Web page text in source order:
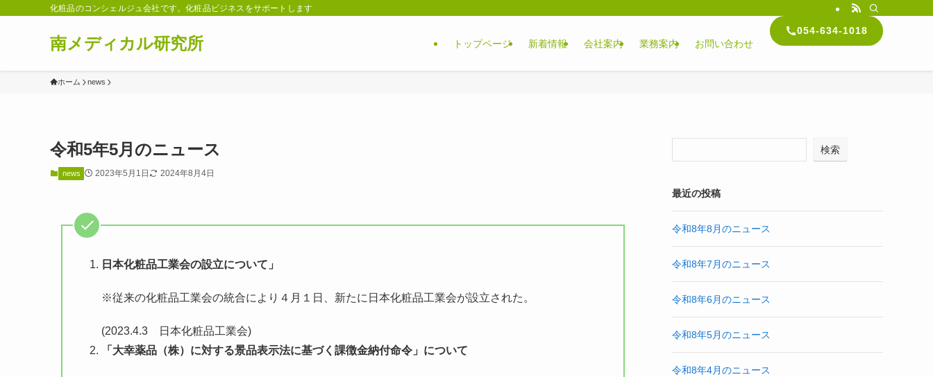
化粧品のコンシェルジュ会社です。化粧品ビジネスをサポートします
南メディカル研究所 トップページ 新着情報 会社案内 業務案内 お問い合わせ
054-634-1018
ホーム news
令和5年5月のニュース
news 2023年5月1日 2024年8月4日
日本化粧品工業会の設立について」
※従来の化粧品工業会の統合により４月１日、新たに日本化粧品工業会が設立された。
(2023.4.3 日本化粧品工業会)
「大幸薬品（株）に対する景品表示法に基づく課徴金納付命令」について
検索
最近の投稿
令和8年8月のニュース
令和8年7月のニュース
令和8年6月のニュース
令和8年5月のニュース
令和8年4月のニュース